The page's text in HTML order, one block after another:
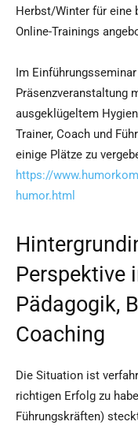
Herbst/Winter für eine
Online-Trainings
Im
Präsenzveranstaltung
ausgeklügeltem
Trainer, Coach und
einige Plätze zu
https://
humor.html
Perspektive
Pädagogik,
Coaching
Die Situation ist
richtigen Erfolg zu
Führungskräften)